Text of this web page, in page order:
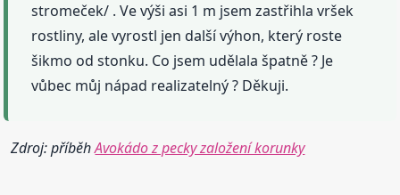
stromeček/ . Ve výši asi 1 m jsem zastřihla vršek
rostliny, ale vyrostl jen další výhon, který roste
šikmo od stonku. Co jsem udělala špatně ? Je
vůbec můj nápad realizatelný ? Děkuji.
Zdroj: příběhAvokádo z pecky založení korunky